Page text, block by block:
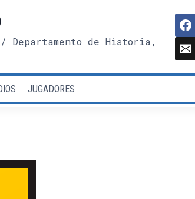
Departamento de Historia,
JUGADORES